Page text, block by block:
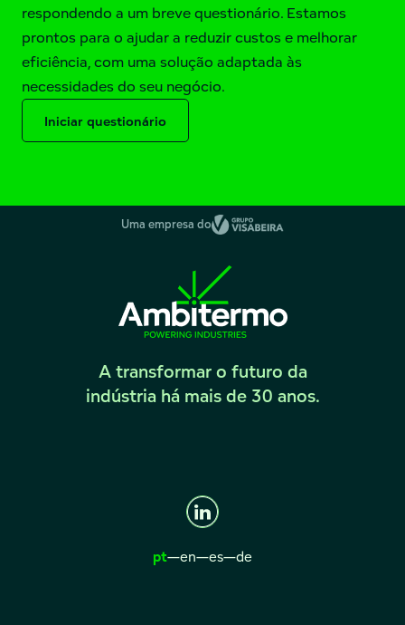
respondendo a um breve questionário. Estamos
prontos para o ajudar a reduzir custos e melhorar
eficiência, com uma solução adaptada às
necessidades do seu negócio.
Iniciar questionário
Uma empresa do
A transformar o futuro da
indústria há mais de 30 anos.
pt—en—es—de